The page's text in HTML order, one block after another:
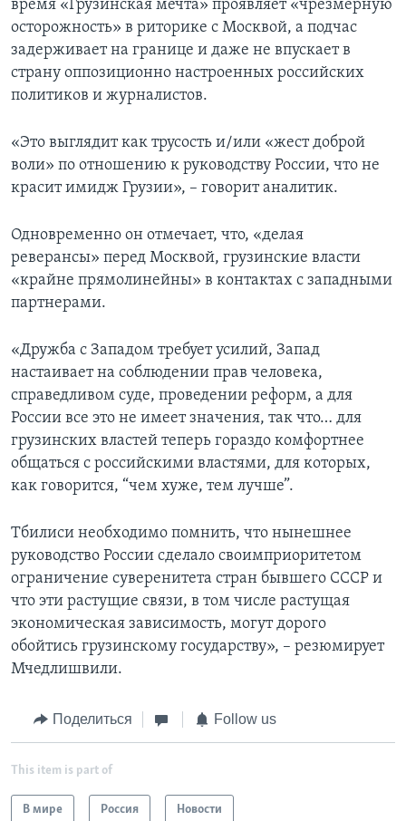
время «Грузинская мечта» проявляет «чрезмерную
осторожность» в риторике с Москвой, а подчас
задерживает на границе и даже не впускает в
страну оппозиционно настроенных российских
политиков и журналистов.
«Это выглядит как трусость и/или «жест доброй
воли» по отношению к руководству России, что не
красит имидж Грузии», – говорит аналитик.
Одновременно он отмечает, что, «делая
реверансы» перед Москвой, грузинские власти
«крайне прямолинейны» в контактах с западными
партнерами.
«Дружба с Западом требует усилий, Запад
настаивает на соблюдении прав человека,
справедливом суде, проведении реформ, а для
России все это не имеет значения, так что… для
грузинских властей теперь гораздо комфортнее
общаться с российскими властями, для которых,
как говорится, “чем хуже, тем лучше”.
Тбилиси необходимо помнить, что нынешнее
руководство России сделало своимприоритетом
ограничение суверенитета стран бывшего СССР и
что эти растущие связи, в том числе растущая
экономическая зависимость, могут дорого
обойтись грузинскому государству», – резюмирует
Мчедлишвили.
Поделиться Follow us
This item is part of
В мире Россия Новости